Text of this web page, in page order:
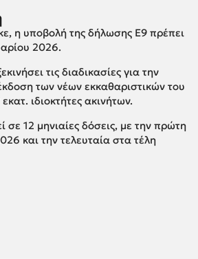
η υποβολή της δήλωσης Ε9 πρέπει
2026.
τις διαδικασίες για την
των νέων εκκαθαριστικών του
ιδιοκτήτες ακινήτων.
12 μηνιαίες δόσεις, με την πρώτη
και την τελευταία στα τέλη